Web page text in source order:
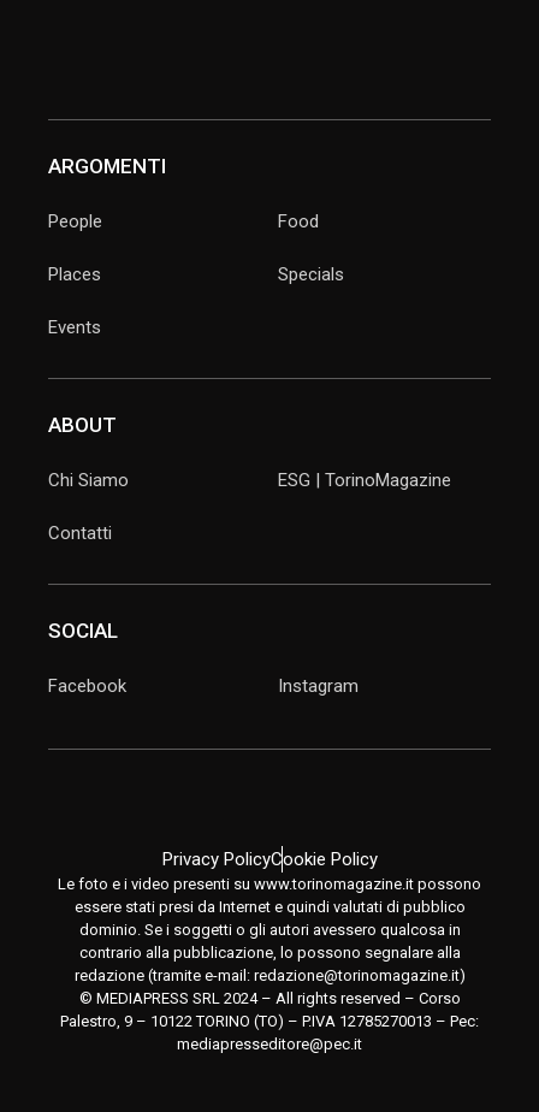
ARGOMENTI
People
Places
Events
Food
Specials
ABOUT
Chi Siamo
Contatti
ESG | TorinoMagazine
SOCIAL
Facebook Instagram
Privacy PolicyCookie Policy
Le foto e i video presenti su www.torinomagazine.it possono
essere stati presi da Internet e quindi valutati di pubblico
dominio. Se i soggetti o gli autori avessero qualcosa in
contrario alla pubblicazione, lo possono segnalare alla
redazione (tramite e-mail: redazione@torinomagazine.it)
© MEDIAPRESS SRL 2024 – All rights reserved – Corso
Palestro, 9 – 10122 TORINO (TO) – P.IVA 12785270013 – Pec:
mediapresseditore@pec.it